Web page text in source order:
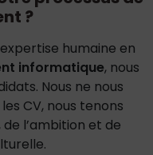
?
humaine en
informatique, nous
Nous ne nous
CV, nous tenons
l’ambition et de